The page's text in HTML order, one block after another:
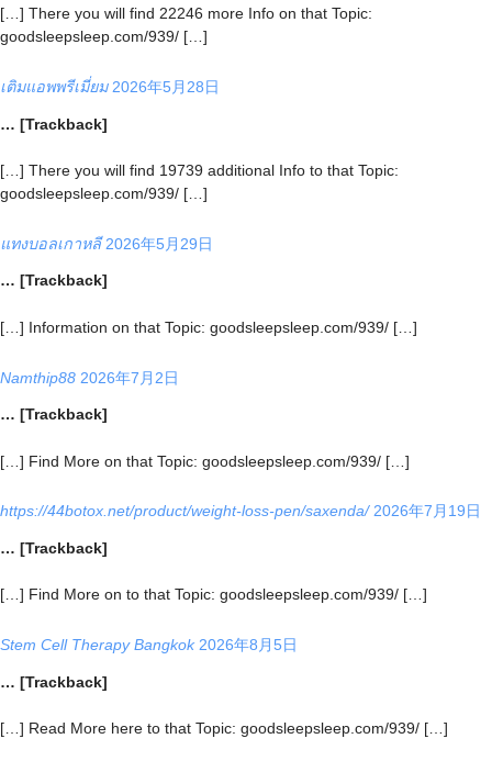
[…] There you will find 22246 more Info on that Topic:
goodsleepsleep.com/939/ […]
เติมแอพพรีเมี่ยม 2026年5月28日
… [Trackback]
[…] There you will find 19739 additional Info to that Topic:
goodsleepsleep.com/939/ […]
แทงบอลเกาหลี 2026年5月29日
… [Trackback]
[…] Information on that Topic: goodsleepsleep.com/939/ […]
Namthip88 2026年7月2日
… [Trackback]
[…] Find More on that Topic: goodsleepsleep.com/939/ […]
https://44botox.net/product/weight-loss-pen/saxenda/ 2026年7月19日
… [Trackback]
[…] Find More on to that Topic: goodsleepsleep.com/939/ […]
Stem Cell Therapy Bangkok 2026年8月5日
… [Trackback]
[…] Read More here to that Topic: goodsleepsleep.com/939/ […]